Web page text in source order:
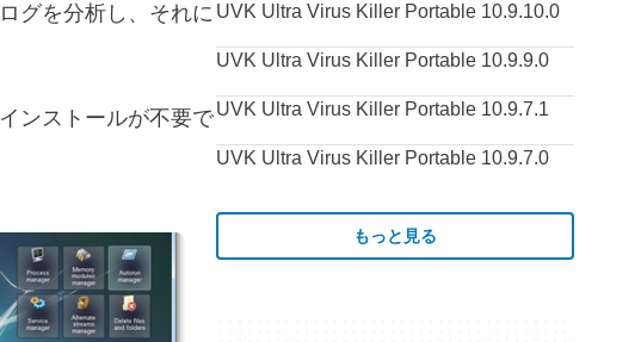
グを分析し、それに
ンストールが不要で
UVK Ultra Virus Killer Portable 10.9.10.0
UVK Ultra Virus Killer Portable 10.9.9.0
UVK Ultra Virus Killer Portable 10.9.7.1
UVK Ultra Virus Killer Portable 10.9.7.0
もっと見る